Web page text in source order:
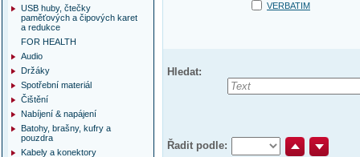
VERBATIM
Hledat:
Řadit podle:
USB huby, čtečky
paměťových a čipových karet
a redukce
FOR HEALTH
Audio
Držáky
Spotřební materiál
Čištění
Nabíjení & napájení
Batohy, brašny, kufry a
pouzdra
Kabely a konektory